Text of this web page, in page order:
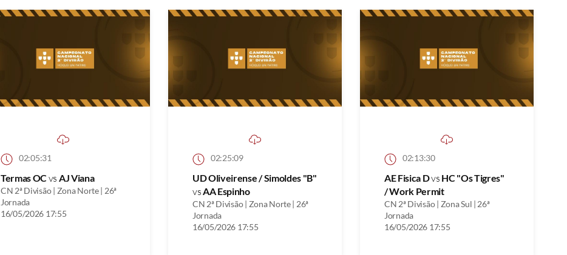
02:05:31
Termas OCvs AJ Viana
CN 2ª Divisão | Zona Norte | 26ª
Jornada
16/05/2026 17:55
02:25:09
UD Oliveirense / Simoldes "B"
vsAA Espinho
CN 2ª Divisão | Zona Norte | 26ª
Jornada
16/05/2026 17:55
02:13:30
AE Fisica Dvs HC "Os Tigres"
/ Work Permit
CN 2ª Divisão | Zona Sul | 26ª
Jornada
16/05/2026 17:55